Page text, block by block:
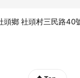
頭鄉 社頭村三民路40